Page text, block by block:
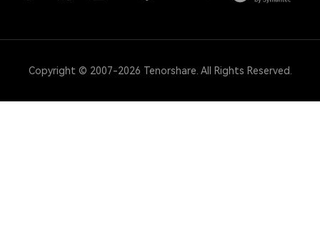
Copyright © 2007-2026 Tenorshare. All Rights Reserved.